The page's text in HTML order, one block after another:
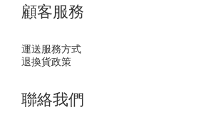
顧客服務
運送服務方式
退換貨政策
聯絡我們